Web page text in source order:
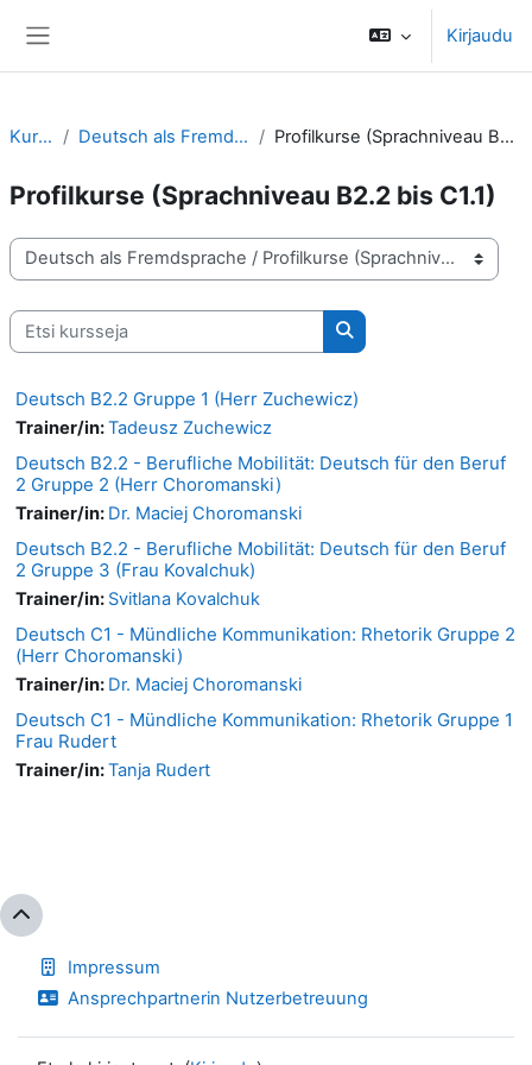
Kirjaudu
Kurssit Deutsch als Fremdsprache Profilkurse (Sprachniveau B2.2 bis C1.1)
Profilkurse (Sprachniveau B2.2 bis C1.1)
Kurssikategoriat
Etsi kursseja
Etsi kursseja
Deutsch B2.2 Gruppe 1 (Herr Zuchewicz)
Trainer/in:Tadeusz Zuchewicz
Deutsch B2.2 - Berufliche Mobilität: Deutsch für den Beruf
2 Gruppe 2 (Herr Choromanski)
Trainer/in: Dr. Maciej Choromanski
Deutsch B2.2 - Berufliche Mobilität: Deutsch für den Beruf
2 Gruppe 3 (Frau Kovalchuk)
Trainer/in: Svitlana Kovalchuk
Deutsch C1 - Mündliche Kommunikation: Rhetorik Gruppe 2
(Herr Choromanski)
Trainer/in: Dr. Maciej Choromanski
Deutsch C1 - Mündliche Kommunikation: Rhetorik Gruppe 1
Frau Rudert
Trainer/in:Tanja Rudert
Impressum
Ansprechpartnerin Nutzerbetreuung